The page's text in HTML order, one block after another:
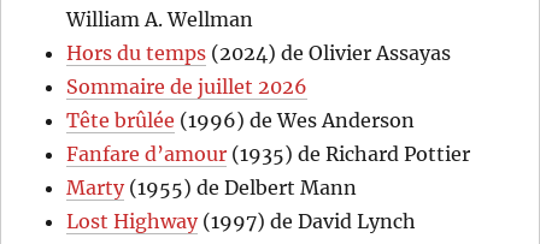
William A. Wellman
Hors du temps (2024) de Olivier Assayas
Sommaire de juillet 2026
Tête brûlée (1996) de Wes Anderson
Fanfare d’amour (1935) de Richard Pottier
Marty(1955) de Delbert Mann
Lost Highway(1997) de David Lynch